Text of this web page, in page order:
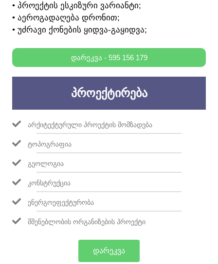
• ᲞᲠᲝᲔᲥᲢᲘᲡ ᲔᲡᲙᲘᲖᲣᲠᲘ ᲕᲐᲠᲘᲐᲜᲢᲘ;
• ᲐᲔᲠᲝᲒᲐᲓᲐᲦᲔᲑᲐ ᲓᲠᲝᲜᲘᲗ;
• ᲣᲫᲠᲐᲕᲘ ᲥᲝᲜᲔᲑᲘᲡ ᲧᲘᲓᲕᲐ-ᲒᲐᲧᲘᲓᲕᲐ;
ᲓᲐᲠᲔᲙᲕᲐ - 595 156 179
ᲞᲠᲝᲔᲥᲢᲘᲠᲔᲑᲐ
ᲐᲠᲥᲘᲢᲔᲥᲢᲣᲠᲣᲚᲘ ᲞᲠᲝᲔᲥᲢᲘᲡ ᲛᲝᲛᲖᲐᲓᲔᲑᲐ
ᲢᲝᲞᲝᲒᲠᲐᲤᲘᲐ
ᲒᲔᲝᲚᲝᲒᲘᲐ
ᲙᲝᲜᲡᲢᲠᲣᲥᲪᲘᲐ
ᲔᲜᲔᲠᲒᲝᲔᲤᲔᲥᲢᲣᲠᲝᲑᲐ
ᲛᲨᲔᲜᲔᲑᲚᲝᲑᲘᲡ ᲝᲠᲒᲐᲜᲘᲖᲔᲑᲘᲡ ᲞᲠᲝᲔᲥᲢᲘ
ᲓᲐᲠᲔᲙᲕᲐ